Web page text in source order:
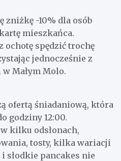
zniżkę -10% dla osób
mieszkańca.
ochotę spędzić trochę
jednocześnie z
Małym Molo.
ofertą śniadaniową, która
godziny 12:00.
kilku odsłonach,
tosty, kilka wariacji
słodkie pancakes nie